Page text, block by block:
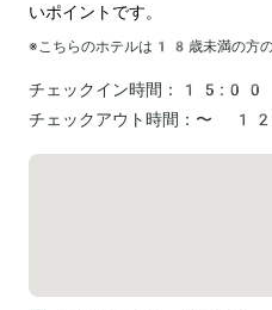
いポイントです。
※こちらのホテルは 18 歳未満の方
チェックイン時間：
15:00
チェックアウト時間： 〜